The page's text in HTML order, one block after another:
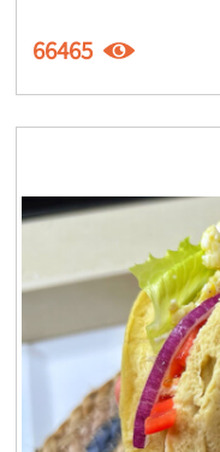
66465